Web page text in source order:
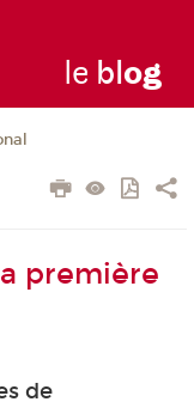
le blog
première
de